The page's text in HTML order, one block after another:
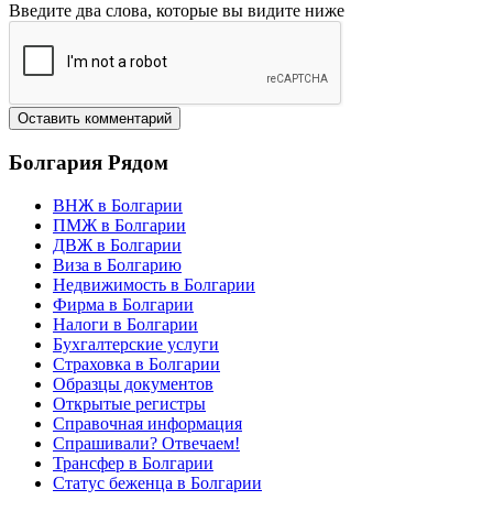
Введите два слова, которые вы видите ниже
Болгария Рядом
ВНЖ в Болгарии
ПМЖ в Болгарии
ДВЖ в Болгарии
Виза в Болгарию
Недвижимость в Болгарии
Фирма в Болгарии
Налоги в Болгарии
Бухгалтерские услуги
Страховка в Болгарии
Образцы документов
Открытые регистры
Справочная информация
Спрашивали? Отвечаем!
Трансфер в Болгарии
Статус беженца в Болгарии